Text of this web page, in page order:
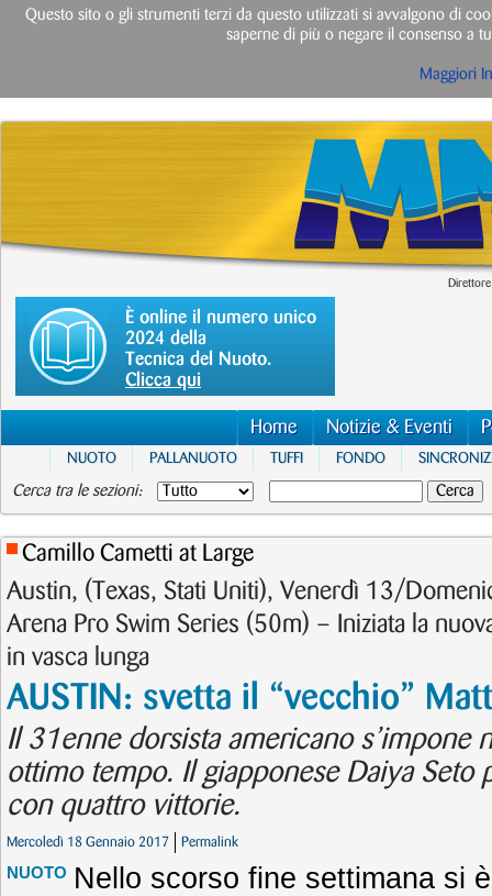
È online il numero unico
2024 della
Tecnica del Nuoto.
Clicca qui
Home Notizie & Eventi
NUOTO PALLANUOTO TUFFI FONDO
Cerca tra le sezioni:
Camillo Cametti at Large
Austin, (Texas, Stati Uniti), Venerdì 13/
Arena Pro Swim Series (50m) – Iniziata la
in vasca lunga
AUSTIN: svetta il “vecchio”
Il 31enne dorsista americano s’impone
ottimo tempo. Il giapponese Daiya Seto
con quattro vittorie.
Mercoledì 18 Gennaio 2017 Permalink
NUOTO Nello scorso fine settimana si
Questo sito o gli strumenti terzi da questo utilizzati si avvalgono di
saperne di più o negare il consenso a
Maggiori